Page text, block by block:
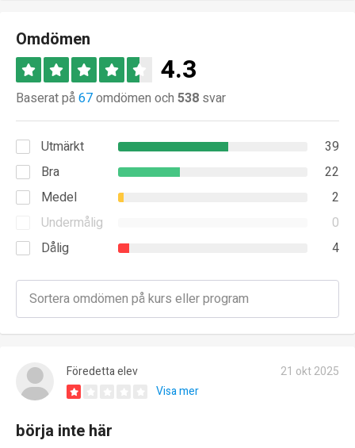
Omdömen
4.3
Baserat på67omdömen och 538 svar
Utmärkt
39
Bra
22
Medel
2
Undermålig
0
Dålig
4
Föredetta elev
21 okt 2025
Visa mer
börja inte här